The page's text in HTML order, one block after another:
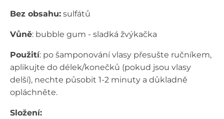
Bez obsahu: sulfátů
Vůně: bubble gum - sladká žvýkačka
Použití: po šamponování vlasy přesušte ručníkem,
aplikujte do délek/konečků (pokud jsou vlasy
delší), nechte působit 1-2 minuty a důkladně
opláchněte.
Složení: